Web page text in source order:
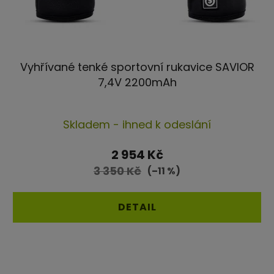
Vyhřívané tenké sportovní rukavice SAVIOR
7,4V 2200mAh
hodnocení
produktu
je
z
5
Skladem - ihned k odeslání
2 954 Kč
3 350 Kč (–11 %)
DETAIL